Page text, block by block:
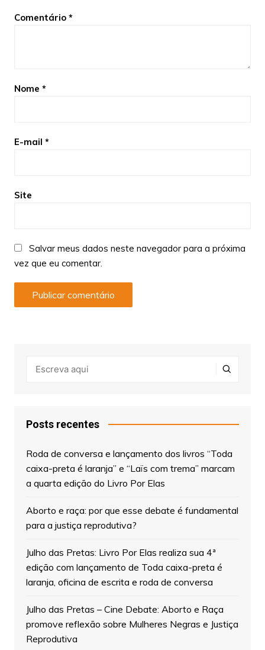
Comentário *
Nome *
E-mail *
Site
Salvar meus dados neste navegador para a próxima
vez que eu comentar.
Posts recentes
Roda de conversa e lançamento dos livros “Toda
caixa-preta é laranja” e “Laïs com trema” marcam
a quarta edição do Livro Por Elas
Aborto e raça: por que esse debate é fundamental
para a justiça reprodutiva?
Julho das Pretas: Livro Por Elas realiza sua 4ª
edição com lançamento de Toda caixa-preta é
laranja, oficina de escrita e roda de conversa
Julho das Pretas – Cine Debate: Aborto e Raça
promove reflexão sobre Mulheres Negras e Justiça
Reprodutiva